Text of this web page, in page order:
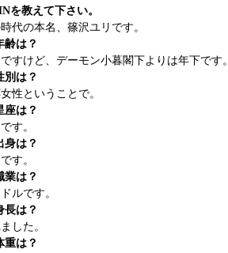
を教えて下さい。
代の本名、篠沢ユリです。
齢は？
すけど、デーモン小暮閣下よりは年下です。
別は？
性ということで。
座は？
す。
身は？
す。
業は？
ルです。
長は？
した。
重は？